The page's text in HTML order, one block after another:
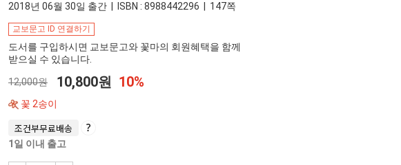
2018년 06월 30일 출간 | ISBN : 8988442296 | 147쪽
교보문고 ID 연결하기
도서를 구입하시면 교보문고와 꽃마의 회원혜택을 함께
받으실 수 있습니다.
12,000원 10,800원 10%
꽃 2송이
조건부무료배송
1일 이내 출고